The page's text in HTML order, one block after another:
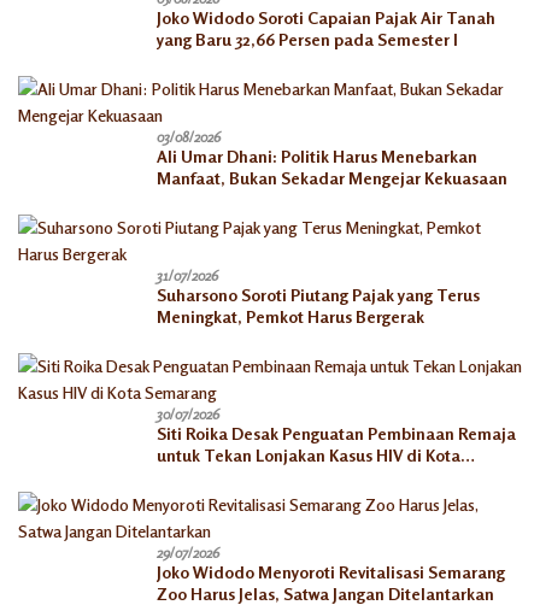
Joko Widodo Soroti Capaian Pajak Air Tanah
yang Baru 32,66 Persen pada Semester I
03/08/2026
Ali Umar Dhani: Politik Harus Menebarkan
Manfaat, Bukan Sekadar Mengejar Kekuasaan
31/07/2026
Suharsono Soroti Piutang Pajak yang Terus
Meningkat, Pemkot Harus Bergerak
30/07/2026
Siti Roika Desak Penguatan Pembinaan Remaja
untuk Tekan Lonjakan Kasus HIV di Kota
29/07/2026
Joko Widodo Menyoroti Revitalisasi Semarang
Zoo Harus Jelas, Satwa Jangan Ditelantarkan